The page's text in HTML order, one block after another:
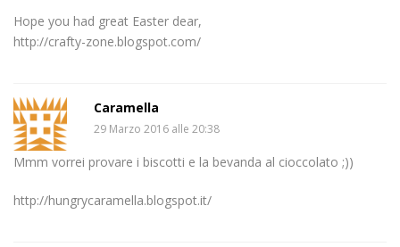
Hope you had great Easter dear,
http://crafty-zone.blogspot.com/
Caramella
29 Marzo 2016 alle 20:38
Mmm vorrei provare i biscotti e la bevanda al cioccolato ;))
http://hungrycaramella.blogspot.it/